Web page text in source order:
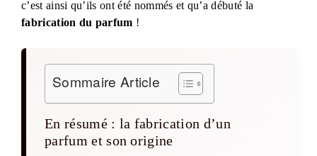
c’est ainsi qu’ils ont été nommés et qu’a débuté la
fabrication du parfum !
Sommaire Article
En résumé : la fabrication d’un
parfum et son origine